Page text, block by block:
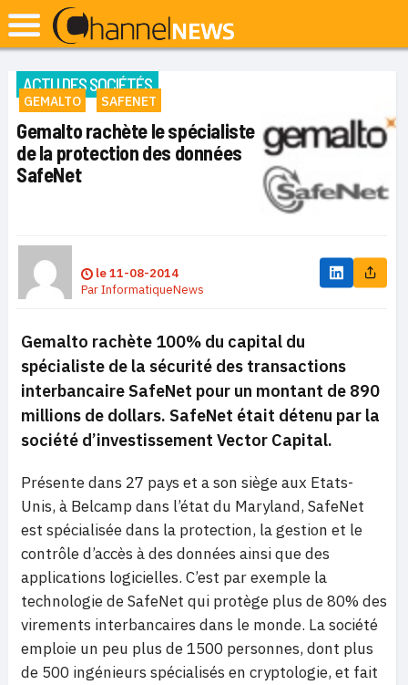
ACTU DES SOCIÉTÉS
GEMALTO SAFENET
Gemalto rachète le spécialiste
de la protection des données
SafeNet
le11-08-2014
ParInformatiqueNews
Gemalto rachète 100% du capital du
spécialiste de la sécurité des transactions
interbancaire SafeNet pour un montant de 890
millions de dollars. SafeNet était détenu par la
société d’investissement Vector Capital.
Présente dans 27 pays et a son siège aux Etats-
Unis, à Belcamp dans l’état du Maryland, SafeNet
est spécialisée dans la protection, la gestion et le
contrôle d’accès à des données ainsi que des
applications logicielles. C’est par exemple la
technologie de SafeNet qui protège plus de 80% des
virements interbancaires dans le monde. La société
emploie un peu plus de 1500 personnes, dont plus
de 500 ingénieurs spécialisés en cryptologie, et fait